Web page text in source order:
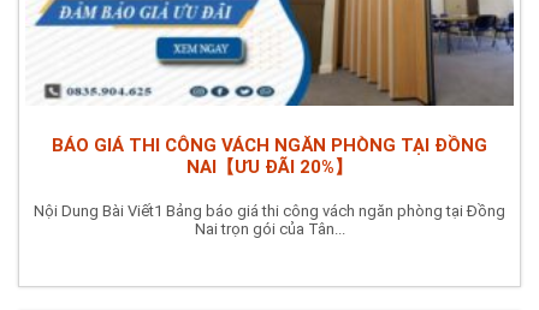
BÁO GIÁ THI CÔNG VÁCH NGĂN PHÒNG TẠI ĐỒNG
NAI【ƯU ĐÃI 20%】
Nội Dung Bài Viết1 Bảng báo giá thi công vách ngăn phòng tại Đồng
Nai trọn gói của Tân...